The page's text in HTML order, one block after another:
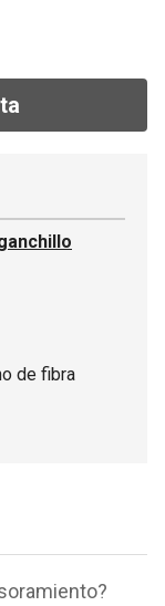
de fibra